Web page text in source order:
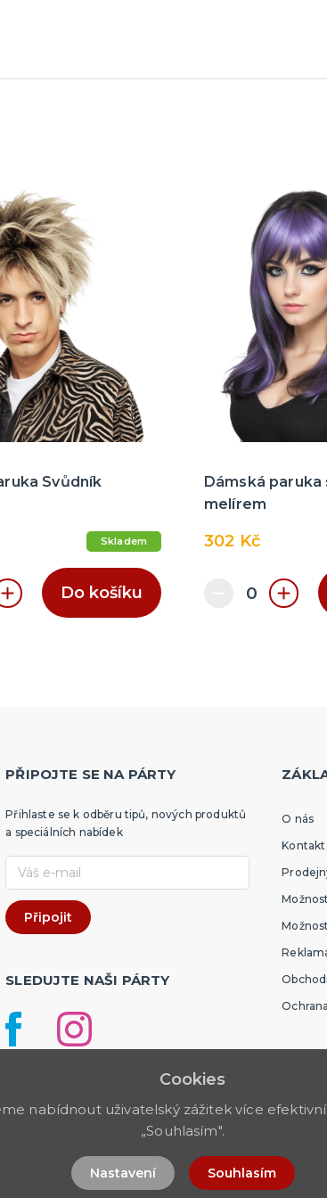
Svůdník
Skladem
Do košíku
Dámská paruka
melírem
302 Kč
PŘIPOJTE SE NA PÁRTY
Přihlaste se k odběru tipů, nových produktů
a speciálních nabídek
SLEDUJTE NAŠI PÁRTY
O nás
Kontakt
Cookies
nabídnout uživatelský zážitek více
„Souhlasím".
Nastavení Souhlasím